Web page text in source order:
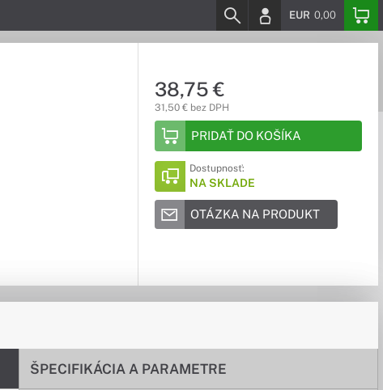
EUR 0,00
38,75 €
31,50 € bez DPH
PRIDAŤ DO KOŠÍKA
Dostupnosť:
NA SKLADE
OTÁZKA NA PRODUKT
ŠPECIFIKÁCIA A PARAMETRE